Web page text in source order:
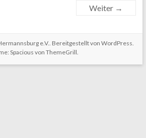
Weiter →
e.V.. Bereitgestellt von WordPress.
Spacious von ThemeGrill.